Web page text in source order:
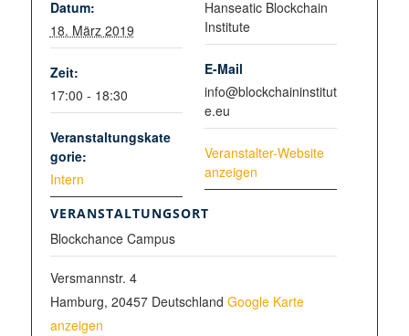
Datum:
18. März 2019
Zeit:
17:00 - 18:30
Veranstaltungskate
gorie:
Intern
VERANSTALTUNGSORT
Blockchance Campus
Versmannstr. 4
Hamburg, 20457 Deutschland Google Karte
anzeigen
Hanseatic Blockchain
Institute
E-Mail
info@blockchaininstitut
e.eu
Veranstalter-Website
anzeigen